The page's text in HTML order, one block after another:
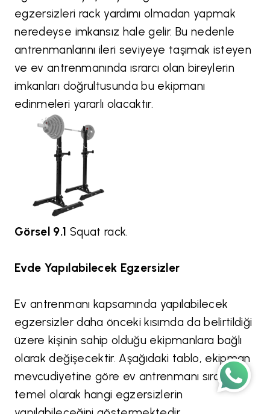
egzersizleri rack yardımı olmadan yapmak
neredeyse imkansız hale gelir. Bu nedenle
antrenmanlarını ileri seviyeye taşımak isteyen
ve ev antrenmanında ısrarcı olan bireylerin
imkanları doğrultusunda bu ekipmanı
edinmeleri yararlı olacaktır.
Görsel 9.1 Squat rack.
Evde Yapılabilecek Egzersizler
Ev antrenmanı kapsamında yapılabilecek
egzersizler daha önceki kısımda da belirtildiği
üzere kişinin sahip olduğu ekipmanlara bağlı
olarak değişecektir. Aşağıdaki tablo, ekipman
mevcudiyetine göre ev antrenmanı sırasında
temel olarak hangi egzersizlerin